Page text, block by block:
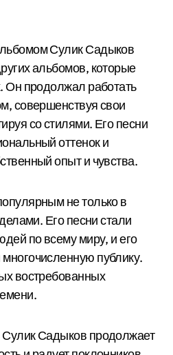
Сулик Садыков
альбомов, которые
Он продолжал работать
совершенствуя свои
со стилями. Его песни
оттенок и
опыт и чувства.
не только в
Его песни стали
по всему миру, и его
публику.
востребованных
Садыков продолжает